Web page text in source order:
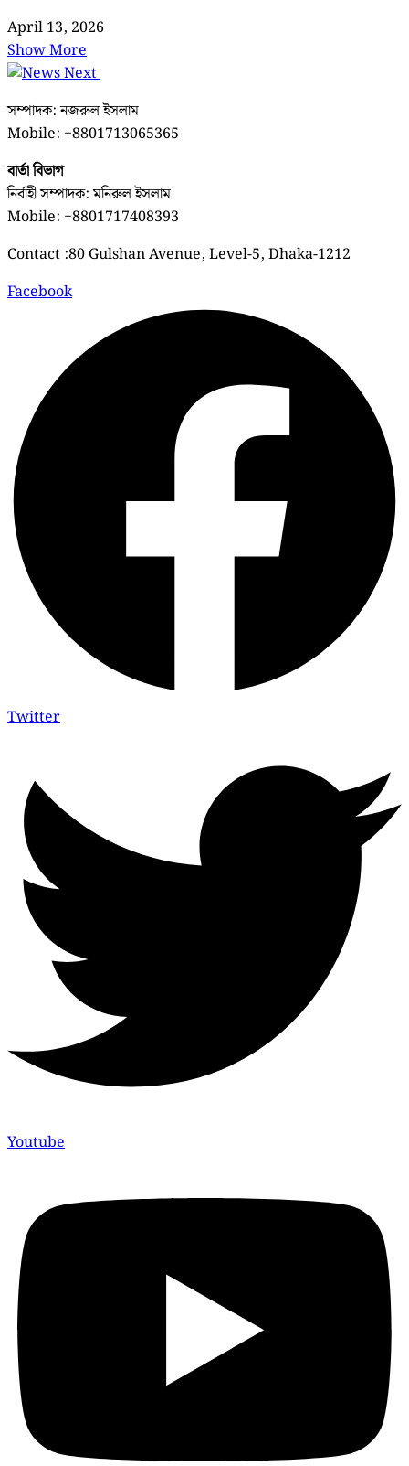
April 13, 2026
Show More
সম্পাদক: নজরুল ইসলাম
Mobile: +8801713065365
বার্তা বিভাগ
নির্বাহী সম্পাদক: মনিরুল ইসলাম
Mobile: +8801717408393
Contact :80 Gulshan Avenue, Level-5, Dhaka-1212
Facebook
Twitter
Youtube